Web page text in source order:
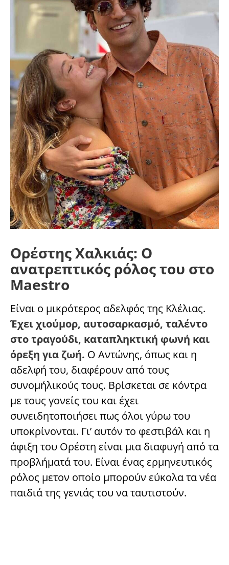
Ορέστης Χαλκιάς: Ο
ανατρεπτικός ρόλος του στο
Maestro
Είναι ο μικρότερος αδελφός της Κλέλιας.
Έχει χιούμορ, αυτοσαρκασμό, ταλέντο
στο τραγούδι, καταπληκτική φωνή και
όρεξη για ζωή. Ο Αντώνης, όπως και η
αδελφή του, διαφέρουν από τους
συνομήλικούς τους. Βρίσκεται σε κόντρα
με τους γονείς του και έχει
συνειδητοποιήσει πως όλοι γύρω του
υποκρίνονται. Γι’ αυτόν το φεστιβάλ και η
άφιξη του Ορέστη είναι μια διαφυγή από τα
προβλήματά του. Είναι ένας ερμηνευτικός
ρόλος μετον οποίο μπορούν εύκολα τα νέα
παιδιά της γενιάς του να ταυτιστούν.